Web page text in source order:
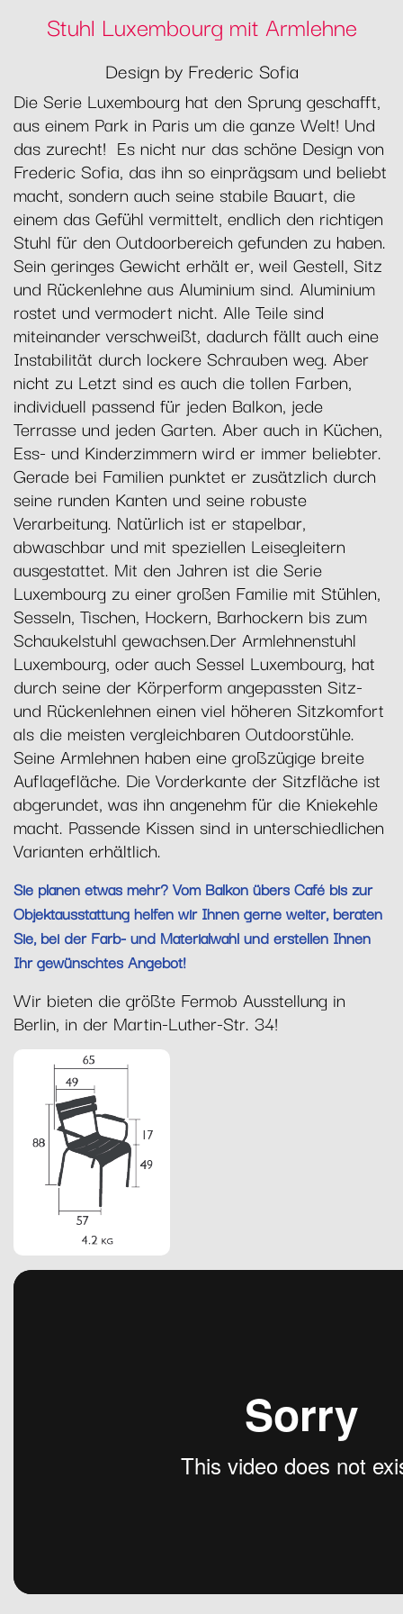
Stuhl Luxembourg mit Armlehne
Design by Frederic Sofia
Die Serie Luxembourg hat den Sprung geschafft,
aus einem Park in Paris um die ganze Welt! Und
das zurecht! Es nicht nur das schöne Design von
Frederic Sofia, das ihn so einprägsam und beliebt
macht, sondern auch seine stabile Bauart, die
einem das Gefühl vermittelt, endlich den richtigen
Stuhl für den Outdoorbereich gefunden zu haben.
Sein geringes Gewicht erhält er, weil Gestell, Sitz
und Rückenlehne aus Aluminium sind. Aluminium
rostet und vermodert nicht. Alle Teile sind
miteinander verschweißt, dadurch fällt auch eine
Instabilität durch lockere Schrauben weg. Aber
nicht zu Letzt sind es auch die tollen Farben,
individuell passend für jeden Balkon, jede
Terrasse und jeden Garten. Aber auch in Küchen,
Ess- und Kinderzimmern wird er immer beliebter.
Gerade bei Familien punktet er zusätzlich durch
seine runden Kanten und seine robuste
Verarbeitung. Natürlich ist er stapelbar,
abwaschbar und mit speziellen Leisegleitern
ausgestattet. Mit den Jahren ist die Serie
Luxembourg zu einer großen Familie mit Stühlen,
Sesseln, Tischen, Hockern, Barhockern bis zum
Schaukelstuhl gewachsen.Der Armlehnenstuhl
Luxembourg, oder auch Sessel Luxembourg, hat
durch seine der Körperform angepassten Sitz-
und Rückenlehnen einen viel höheren Sitzkomfort
als die meisten vergleichbaren Outdoorstühle.
Seine Armlehnen haben eine großzügige breite
Auflagefläche. Die Vorderkante der Sitzfläche ist
abgerundet, was ihn angenehm für die Kniekehle
macht. Passende Kissen sind in unterschiedlichen
Varianten erhältlich.
Sie planen etwas mehr? Vom Balkon übers Café bis zur
Objektausstattung helfen wir Ihnen gerne weiter, beraten
Sie, bei der Farb- und Materialwahl und erstellen Ihnen
Ihr gewünschtes Angebot!
Wir bieten die größte Fermob Ausstellung in
Berlin, in der Martin-Luther-Str. 34!